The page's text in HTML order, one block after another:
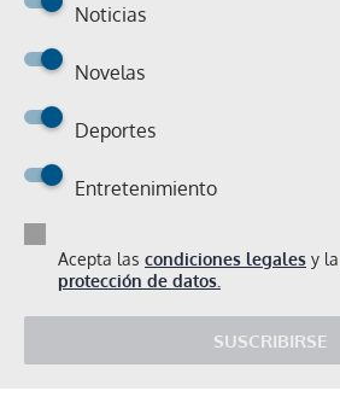
Noticias
Novelas
Deportes
Entretenimiento
Acepta las condiciones legales y la
protección de datos.
SUSCRIBIRSE